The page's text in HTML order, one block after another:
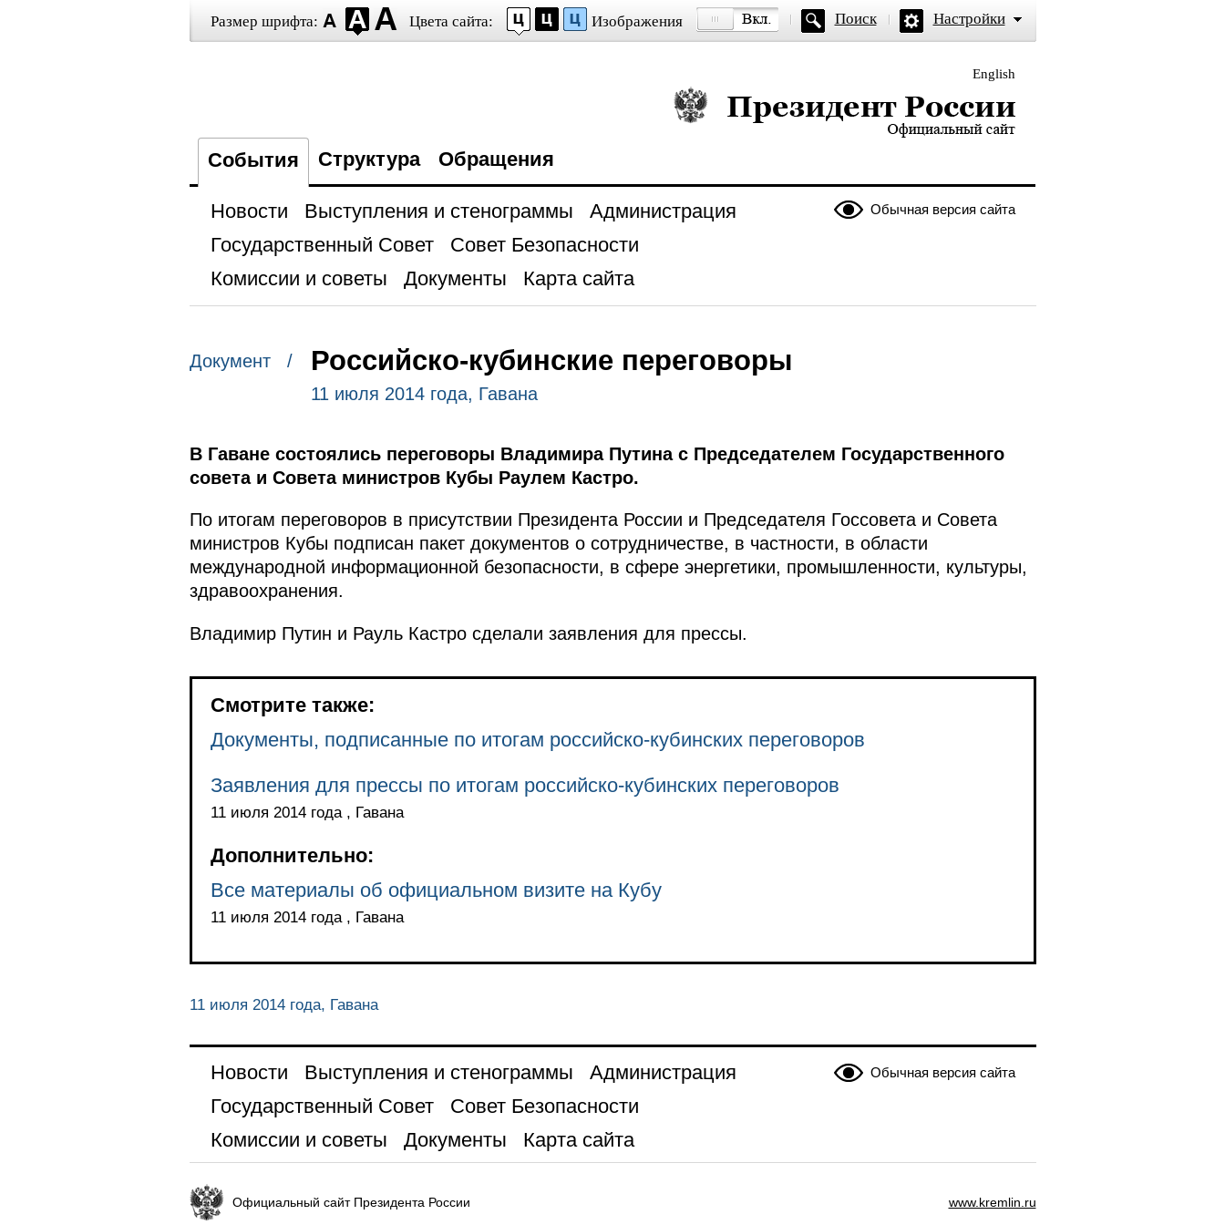
Размер шрифта: Цвета сайта: Изображения Поиск Настройки
English
Президент России — официальный сайт
События Структура Обращения
Обычная версия сайта
Новости Выступления и стенограммы
Администрация
Государственный Совет
Совет Безопасности
Комиссии и советы
Документы Карта сайта
Документ / Российско-кубинские переговоры
11 июля 2014 года, Гавана
В Гаване состоялись переговоры Владимира Путина с Председателем Государственного
совета и Совета министров Кубы Раулем Кастро.
По итогам переговоров в присутствии Президента России и Председателя Госсовета и Совета
министров Кубы подписан пакет документов о сотрудничестве, в частности, в области
международной информационной безопасности, в сфере энергетики, промышленности, культуры,
здравоохранения.
Владимир Путин и Рауль Кастро сделали заявления для прессы.
Смотрите также:
Документы, подписанные по итогам российско-кубинских переговоров
Заявления для прессы по итогам российско-кубинских переговоров
11 июля 2014 года , Гавана
Дополнительно:
Все материалы об официальном визите на Кубу
11 июля 2014 года , Гавана
11 июля 2014 года, Гавана
Обычная версия сайта
Новости Выступления и стенограммы
Администрация
Государственный Совет
Совет Безопасности
Комиссии и советы
Документы Карта сайта
Официальный сайт Президента России www.kremlin.ru